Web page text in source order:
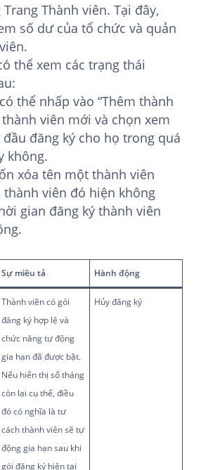
Trang Thành viên. Tại đây,
số dư của tổ chức và quản
thể xem các trạng thái
thể nhấp vào “Thêm thành
viên mới và chọn xem
đăng ký cho họ trong quá
không.
xóa tên một thành viên
thành viên đó hiện không
gian đăng ký thành viên
Sự miêu tả Hành động
Thành viên có gói
đăng ký hợp lệ và
chức năng tự động
gia hạn đã được bật.
Nếu hiển thị số tháng
còn lại cụ thể, điều
đó có nghĩa là tư
cách thành viên sẽ tự
động gia hạn sau khi
gói đăng ký hiện tại
Hủy đăng ký